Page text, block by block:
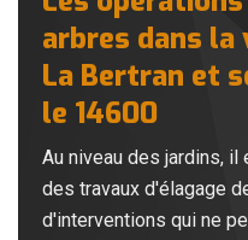
arbres dans
La Bertran et
le 14600
Au niveau des jardins,
des travaux d'élagage
d'interventions qui ne